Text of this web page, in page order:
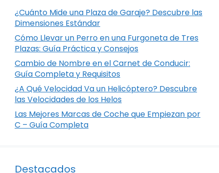
¿Cuánto Mide una Plaza de Garaje? Descubre las
Dimensiones Estándar
Cómo Llevar un Perro en una Furgoneta de Tres
Plazas: Guía Práctica y Consejos
Cambio de Nombre en el Carnet de Conducir:
Guía Completa y Requisitos
¿A Qué Velocidad Va un Helicóptero? Descubre
las Velocidades de los Helos
Las Mejores Marcas de Coche que Empiezan por
C – Guía Completa
Destacados